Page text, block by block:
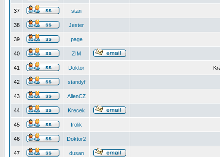
37 stan
38 Jester
39 page
40 ZIM
41 Doktor
42 standyf
43 AlienCZ
44 Krecek
45 frolik
46 Doktor2
47 dusan